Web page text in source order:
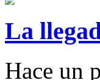
La
Hace un